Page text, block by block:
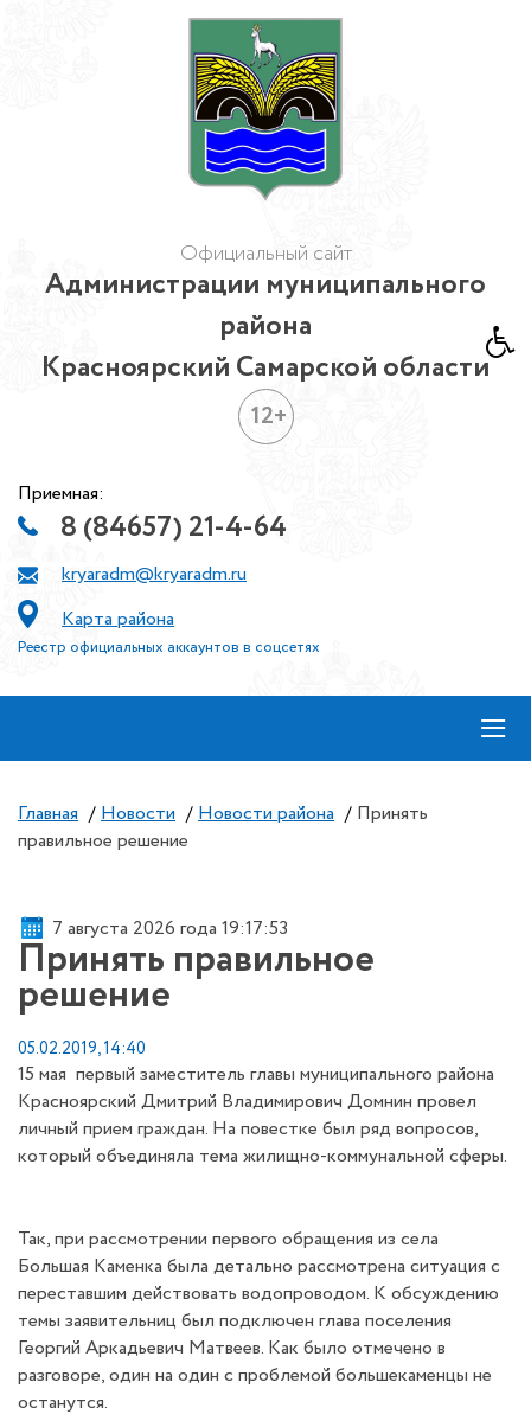
Официальный сайт
Администрации муниципального
района
Красноярский Самарской области
12+
Приемная:
8 (84657) 21-4-64
kryaradm@kryaradm.ru
Карта района
Реестр официальных аккаунтов в соцсетях
≡
Главная / Новости / Новости района / Принять
правильное решение
7 августа 2026 года 19:17:53
Принять правильное
решение
05.02.2019, 14:40
15 мая первый заместитель главы муниципального района
Красноярский Дмитрий Владимирович Домнин провел
личный прием граждан. На повестке был ряд вопросов,
который объединяла тема жилищно-коммунальной сферы.
Так, при рассмотрении первого обращения из села
Большая Каменка была детально рассмотрена ситуация с
переставшим действовать водопроводом. К обсуждению
темы заявительниц был подключен глава поселения
Георгий Аркадьевич Матвеев. Как было отмечено в
разговоре, один на один с проблемой большекаменцы не
останутся.